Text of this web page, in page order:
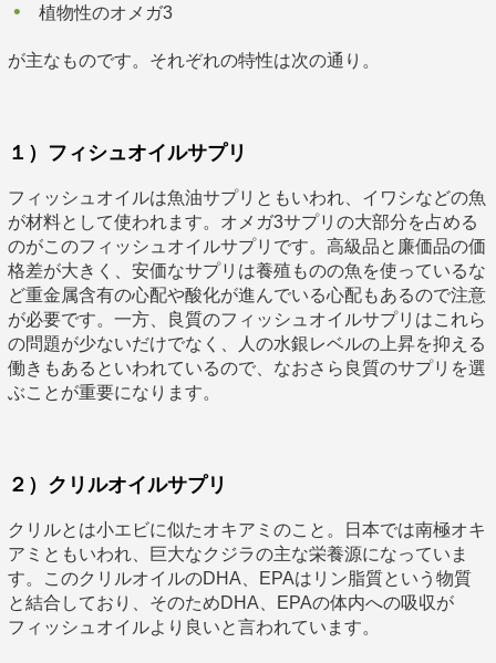
植物性のオメガ3
が主なものです。それぞれの特性は次の通り。
１）フィシュオイルサプリ
フィッシュオイルは魚油サプリともいわれ、イワシなどの魚
が材料として使われます。オメガ3サプリの大部分を占める
のがこのフィッシュオイルサプリです。高級品と廉価品の価
格差が大きく、安価なサプリは養殖ものの魚を使っているな
ど重金属含有の心配や酸化が進んでいる心配もあるので注意
が必要です。一方、良質のフィッシュオイルサプリはこれら
の問題が少ないだけでなく、人の水銀レベルの上昇を抑える
働きもあるといわれているので、なおさら良質のサプリを選
ぶことが重要になります。
２）クリルオイルサプリ
クリルとは小エビに似たオキアミのこと。日本では南極オキ
アミともいわれ、巨大なクジラの主な栄養源になっていま
す。このクリルオイルのDHA、EPAはリン脂質という物質
と結合しており、そのためDHA、EPAの体内への吸収が
フィッシュオイルより良いと言われています。